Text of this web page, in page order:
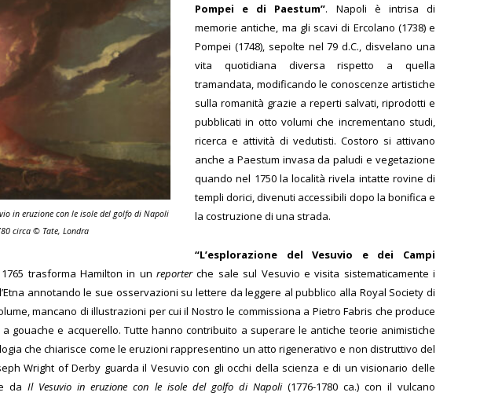
in eruzione con le isole del golfo di Napoli
circa © Tate, Londra
Pompei e di Paestum”. Napoli è intrisa di
memorie antiche, ma gli scavi di Ercolano (1738) e
Pompei (1748), sepolte nel 79 d.C., disvelano una
vita quotidiana diversa rispetto a quella
tramandata, modificando le conoscenze artistiche
sulla romanità grazie a reperti salvati, riprodotti e
pubblicati in otto volumi che incrementano studi,
ricerca e attività di vedutisti. Costoro si attivano
anche a Paestum invasa da paludi e vegetazione
quando nel 1750 la località rivela intatte rovine di
templi dorici, divenuti accessibili dopo la bonifica e
la costruzione di una strada.
“L’esplorazione del Vesuvio e dei Campi
trasforma Hamilton in un reporterche sale sul Vesuvio e visita sistematicamente i
annotando le sue osservazioni su lettere da leggere al pubblico alla Royal Society di
mancano di illustrazioni per cui il Nostro le commissiona a Pietro Fabris che produce
gouache e acquerello. Tutte hanno contribuito a superare le antiche teorie animistiche
che chiarisce come le eruzioni rappresentino un atto rigenerativo e non distruttivo del
Wright of Derby guarda il Vesuvio con gli occhi della scienza e di un visionario delle
daIl Vesuvio in eruzione con le isole del golfo di Napoli(1776-1780 ca.) con il vulcano